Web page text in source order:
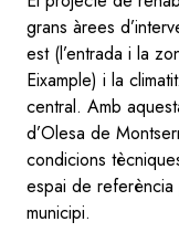
grans àrees
est (l’entrada i la
Eixample) i la
central. Amb
d’Olesa de
condicions
espai de referència
municipi.